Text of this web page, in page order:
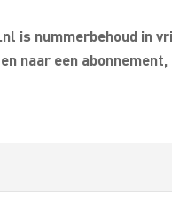
is nummerbehoud in
naar een